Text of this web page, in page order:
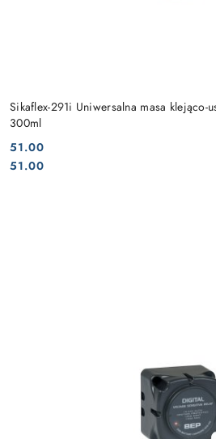
Sikaflex-291i Uniwersalna masa klejąco-
300ml
Cena:
51.00
Cena:
51.00